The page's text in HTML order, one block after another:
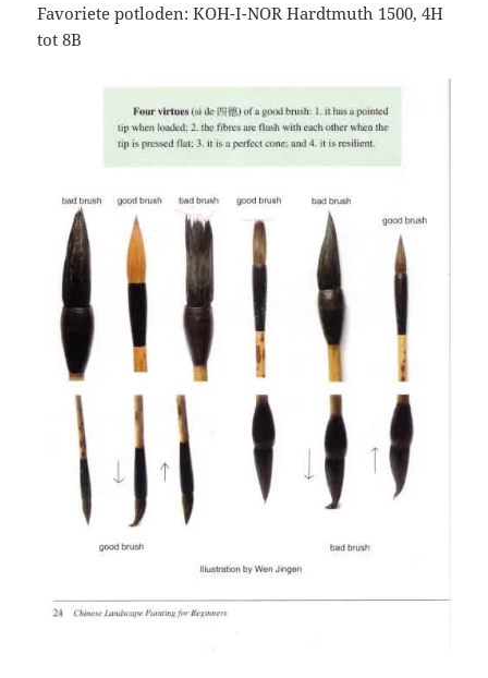
Favoriete potloden: KOH-I-NOR Hardtmuth 1500, 4H
tot 8B